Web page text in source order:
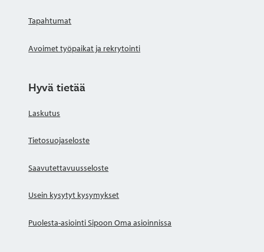
Tapahtumat
Avoimet työpaikat ja rekrytointi
Hyvä tietää
Laskutus
Tietosuojaseloste
Saavutettavuusseloste
Usein kysytyt kysymykset
Puolesta-asiointi Sipoon Oma asioinnissa